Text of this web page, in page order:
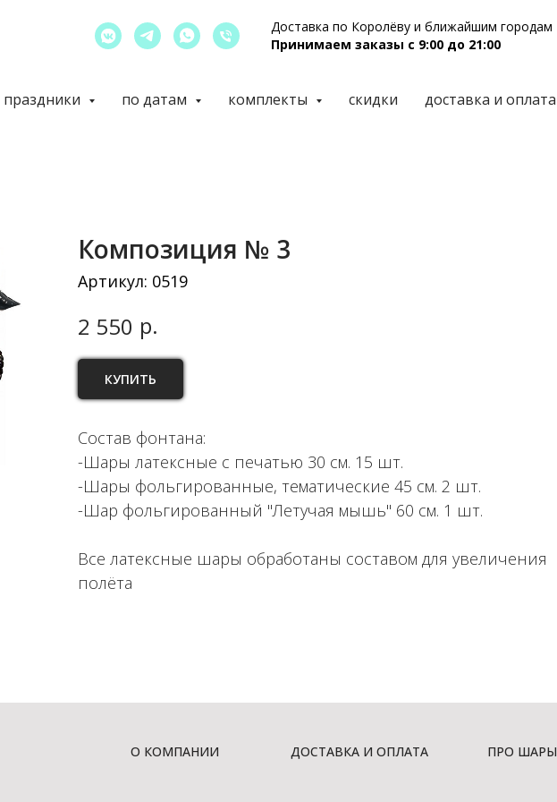
Доставка по Королёву и ближайшим городам
Принимаем заказы с 9:00 до 21:00
праздники по датам комплекты скидки доставка и оплата
Композиция № 3
Артикул: 0519
2 550 р.
КУПИТЬ
Состав фонтана:
-Шары латексные с печатью 30 см. 15 шт.
-Шары фольгированные, тематические 45 см. 2 шт.
-Шар фольгированный "Летучая мышь" 60 см. 1 шт.
Все латексные шары обработаны составом для увеличения
полёта
О КОМПАНИИ ДОСТАВКА И ОПЛАТА ПРО ШАРЫ